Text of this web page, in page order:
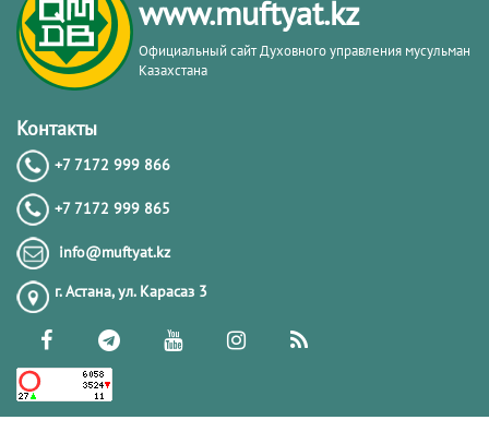
Каиргалиев Максатбек Максотович
Медет Құрмашұлы Құрсақов
www.muftyat.kz
Официальный сайт Духовного управления мусульман
Казахстана
Контакты
+7 7172 999 866
+7 7172 999 865
info@muftyat.kz
г. Астана, ул. Карасаз 3